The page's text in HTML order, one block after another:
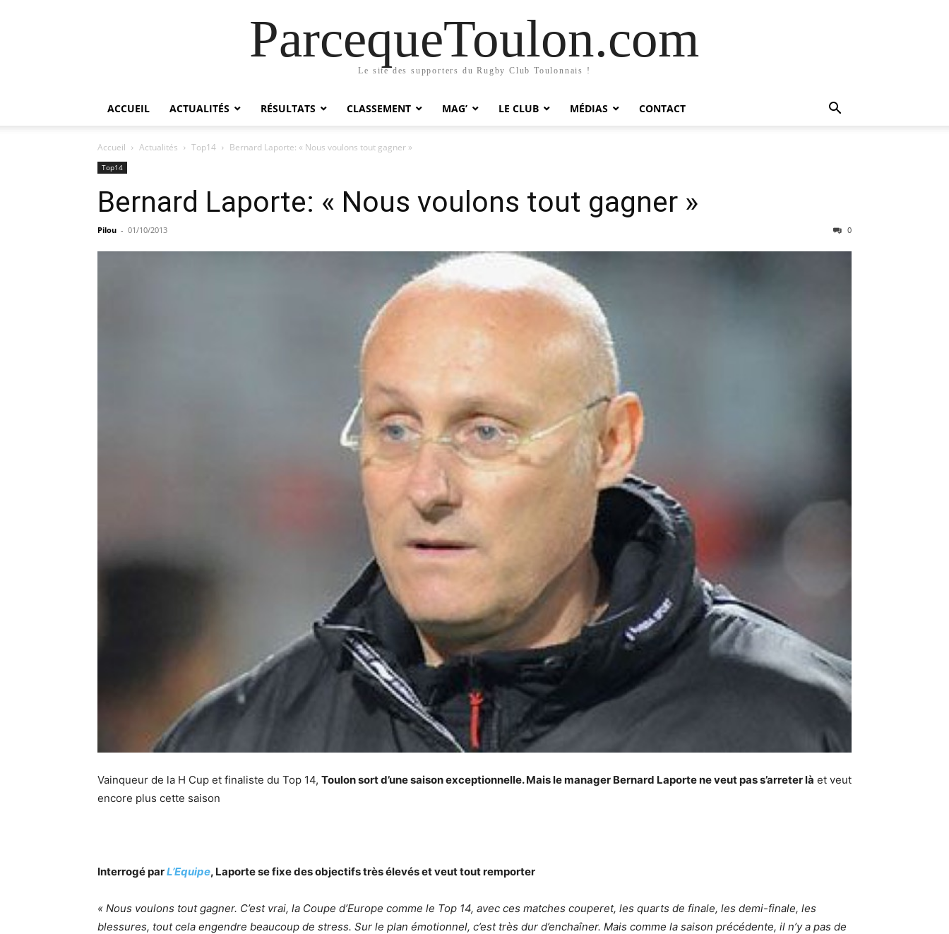
ParcequeToulon.com
Le site des supporters du Rugby Club Toulonnais !
ACCUEIL ACTUALITÉS RÉSULTATS CLASSEMENT MAG’ LE CLUB MÉDIAS CONTACT
Accueil Actualités Top14 Bernard Laporte: « Nous voulons tout gagner »
Top14
Bernard Laporte: « Nous voulons tout gagner »
Pilou - 01/10/2013 0
Vainqueur de la H Cup et finaliste du Top 14, Toulon sort d’une saison exceptionnelle. Mais le manager Bernard Laporte ne veut pas s’arreter là et veut
encore plus cette saison
Interrogé parL’Equipe, Laporte se fixe des objectifs très élevés et veut tout remporter
« Nous voulons tout gagner. C’est vrai, la Coupe d’Europe comme le Top 14, avec ces matches couperet, les quarts de finale, les demi-finale, les
blessures, tout cela engendre beaucoup de stress. Sur le plan émotionnel, c’est très dur d’enchaîner. Mais comme la saison précédente, il n’y a pas de